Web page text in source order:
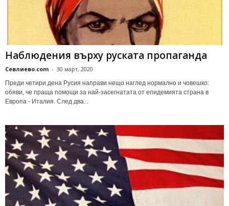
Наблюдения върху руската пропаганда
Севлиево.com - 30 март, 2020
Преди четири дена Русия направи нещо наглед нормално и човешко:
обяви, че праща помощи за най-засегнатата от епидемията страна в
Европа - Италия. След два...